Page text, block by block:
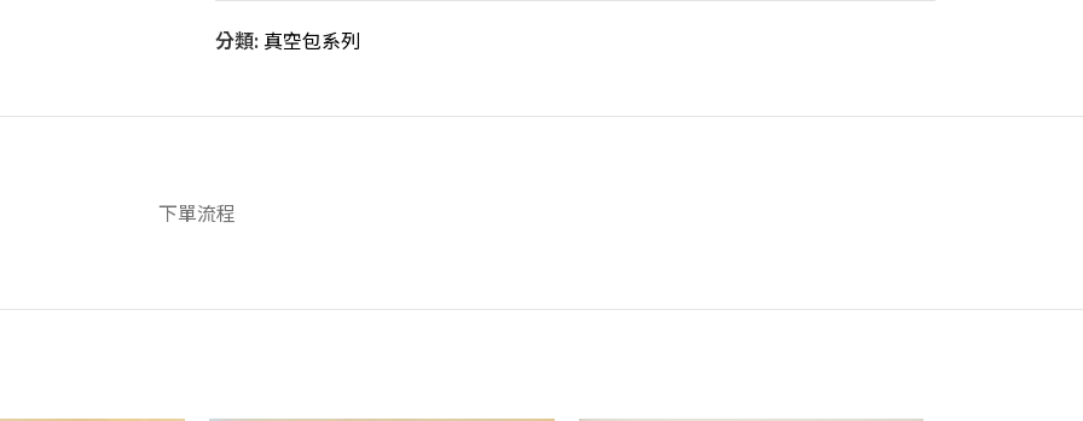
分類: 真空包系列
下單流程